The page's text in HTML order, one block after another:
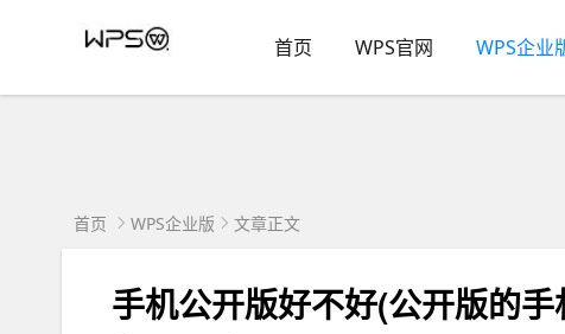
首页 WPS官网 WPS企业
首页 WPS企业版 文章正文
手机公开版好不好(公开版的